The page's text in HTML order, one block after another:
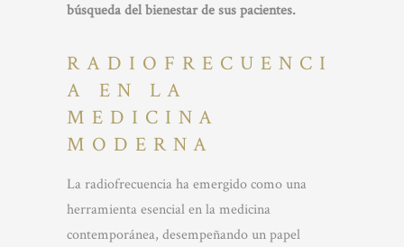
búsqueda del bienestar de sus pacientes.
RADIOFRECUENCI
A EN LA
MEDICINA
MODERNA
La radiofrecuencia ha emergido como una
herramienta esencial en la medicina
contemporánea, desempeñando un papel